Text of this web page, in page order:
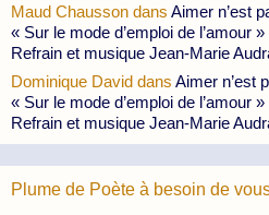
Maud Chausson dans Aimer n’est
« Sur le mode d’emploi de l’amour
Refrain et musique Jean-Marie
Dominique David dans Aimer n’est
« Sur le mode d’emploi de l’amour
Refrain et musique Jean-Marie
Plume de Poète à besoin de